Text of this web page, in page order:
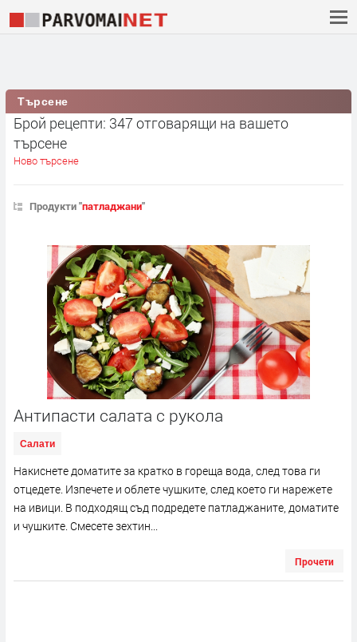
Търсене
Брой рецепти: 347 отговарящи на вашето
търсене
Ново търсене
Продукти "патладжани"
Антипасти салата с рукола
Салати
Накиснете доматите за кратко в гореща вода, след това ги
отцедете. Изпечете и облете чушките, след което ги нарежете
на ивици. В подходящ съд подредете патладжаните, доматите
и чушките. Смесете зехтин...
Прочети